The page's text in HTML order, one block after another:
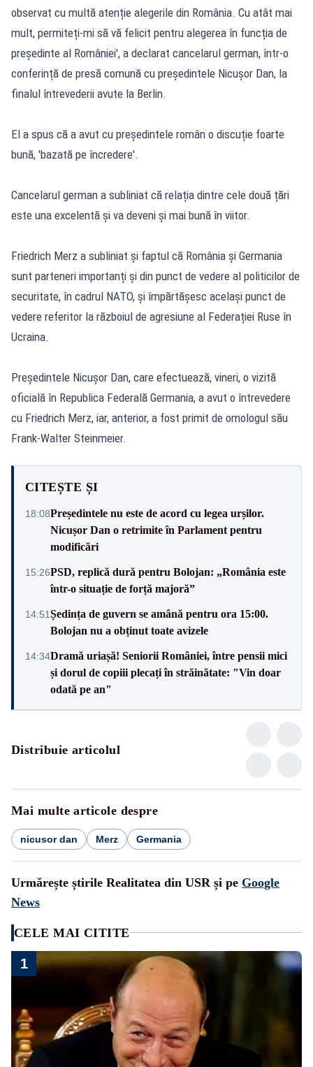
observat cu multă atenție alegerile din România. Cu atât mai
mult, permiteți-mi să vă felicit pentru alegerea în funcția de
președinte al României', a declarat cancelarul german, într-o
conferință de presă comună cu președintele Nicușor Dan, la
finalul întrevederii avute la Berlin.
El a spus că a avut cu președintele român o discuție foarte
bună, 'bazată pe încredere'.
Cancelarul german a subliniat că relația dintre cele două țări
este una excelentă și va deveni și mai bună în viitor.
Friedrich Merz a subliniat și faptul că România și Germania
sunt parteneri importanți și din punct de vedere al politicilor de
securitate, în cadrul NATO, și împărtășesc același punct de
vedere referitor la războiul de agresiune al Federației Ruse în
Ucraina.
Președintele Nicușor Dan, care efectuează, vineri, o vizită
oficială în Republica Federală Germania, a avut o întrevedere
cu Friedrich Merz, iar, anterior, a fost primit de omologul său
Frank-Walter Steinmeier.
CITEȘTE ȘI
18:08Președintele nu este de acord cu legea urșilor.
Nicușor Dan o retrimite în Parlament pentru
modificări
15:26PSD, replică dură pentru Bolojan: „România este
într-o situație de forță majoră”
14:51Ședința de guvern se amână pentru ora 15:00.
Bolojan nu a obținut toate avizele
14:34Dramă uriașă! Seniorii României, între pensii mici
și dorul de copiii plecați în străinătate: "Vin doar
odată pe an"
Distribuie articolul
Mai multe articole despre
nicusor dan Merz Germania
Urmărește știrile Realitatea din USR și pe Google
News
CELE MAI CITITE
1